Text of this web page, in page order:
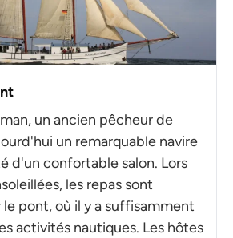
un ancien pêcheur de
un remarquable navire
d'un confortable salon. Lors
les repas sont
le pont, où il y a suffisamment
activités nautiques. Les hôtes